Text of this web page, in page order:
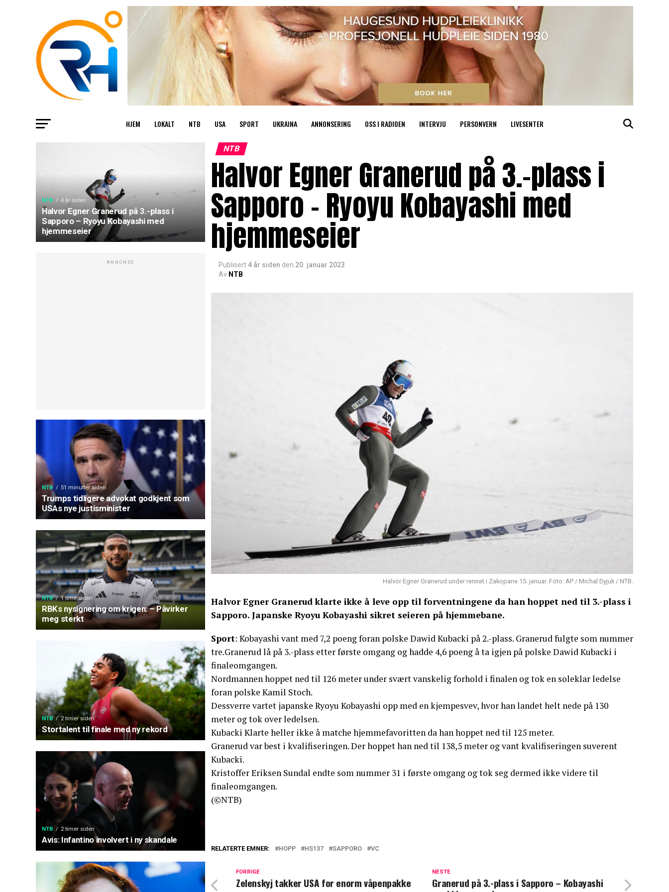
HJEM LOKALT NTB USA SPORT UKRAINA ANNONSERING OSS I RADIOEN INTERVJU PERSONVERN LIVESENTER
NTB 4 år siden
Halvor Egner Granerud på 3.-plass i
Sapporo – Ryoyu Kobayashi med
hjemmeseier
ANNONSE
NTB 51 minutter siden
Trumps tidligere advokat godkjent som
USAs nye justisminister
NTB 1 time siden
RBKs nysignering om krigen: – Påvirker
meg sterkt
NTB 2 timer siden
Stortalent til finale med ny rekord
NTB 2 timer siden
Avis: Infantino involvert i ny skandale
NTB
Halvor Egner Granerud på 3.-plass i
Sapporo – Ryoyu Kobayashi med
hjemmeseier
Publisert4 år siden den 20. januar 2023
Av NTB
Halvor Egner Granerud under rennet i Zakopane 15. januar. Foto: AP / Michal Dyjuk / NTB.
Halvor Egner Granerud klarte ikke å leve opp til forventningene da han hoppet ned til 3.-plass i
Sapporo. Japanske Ryoyu Kobayashi sikret seieren på hjemmebane.
Sport: Kobayashi vant med 7,2 poeng foran polske Dawid Kubacki på 2.-plass. Granerud fulgte som nummer
tre.Granerud lå på 3.-plass etter første omgang og hadde 4,6 poeng å ta igjen på polske Dawid Kubacki i
finaleomgangen.
Nordmannen hoppet ned til 126 meter under svært vanskelig forhold i finalen og tok en soleklar ledelse
foran polske Kamil Stoch.
Dessverre vartet japanske Ryoyu Kobayashi opp med en kjempesvev, hvor han landet helt nede på 130
meter og tok over ledelsen.
Kubacki Klarte heller ikke å matche hjemmefavoritten da han hoppet ned til 125 meter.
Granerud var best i kvalifiseringen. Der hoppet han ned til 138,5 meter og vant kvalifiseringen suverent
Kubacki.
Kristoffer Eriksen Sundal endte som nummer 31 i første omgang og tok seg dermed ikke videre til
finaleomgangen.
(©NTB)
RELATERTE EMNER: HOPP HS137 SAPPORO VC
NESTE
Granerud på 3.-plass i Sapporo – Kobayashi
FORRIGE
Zelenskyj takker USA for enorm våpenpakke